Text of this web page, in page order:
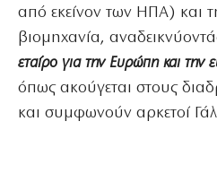
από εκείνον των ΗΠΑ) και
βιομηχανία,
εταίρο για την Ευρώπη και την
όπως ακούγεται στους
και συμφωνούν αρκετοί